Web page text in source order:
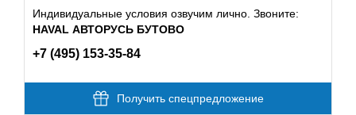
Индивидуальные условия озвучим лично. Звоните:
HAVAL АВТОРУСЬ БУТОВО
+7 (495) 153-35-84
Получить спецпредложение